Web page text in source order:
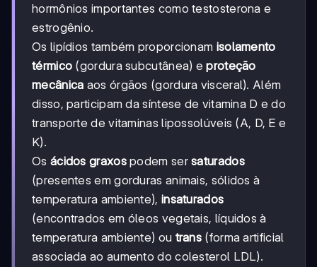
hormônios importantes como testosterona e
estrogênio.
Os lipídios também proporcionam isolamento
térmico (gordura subcutânea) eproteção
mecânica aos órgãos (gordura visceral). Além
disso, participam da síntese de vitamina D e do
transporte de vitaminas lipossolúveis (A, D, E e
K).
Os ácidos graxospodem sersaturados
(presentes em gorduras animais, sólidos à
temperatura ambiente), insaturados
(encontrados em óleos vegetais, líquidos à
temperatura ambiente) ou trans (forma artificial
associada ao aumento do colesterol LDL).